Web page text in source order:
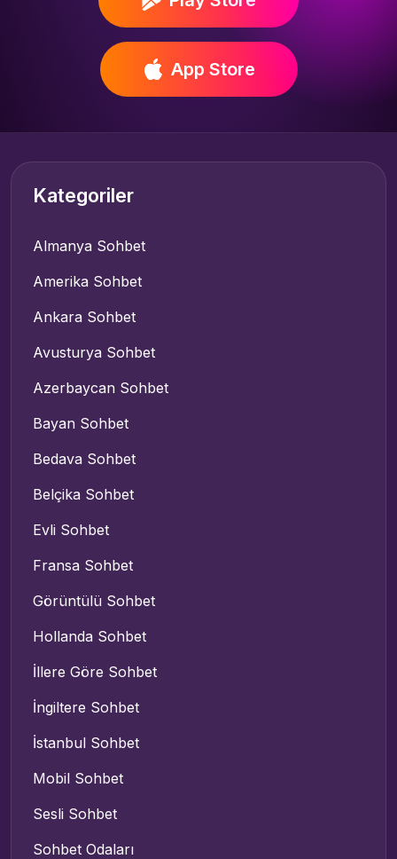
App Store
Kategoriler
Almanya Sohbet
Amerika Sohbet
Ankara Sohbet
Avusturya Sohbet
Azerbaycan Sohbet
Bayan Sohbet
Bedava Sohbet
Belçika Sohbet
Evli Sohbet
Fransa Sohbet
Görüntülü Sohbet
Hollanda Sohbet
İllere Göre Sohbet
İngiltere Sohbet
İstanbul Sohbet
Mobil Sohbet
Sesli Sohbet
Sohbet Odaları